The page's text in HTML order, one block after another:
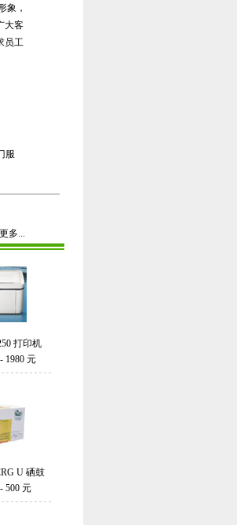
象，
大客
员工
服
更多...
打印机
1980 元
U 硒鼓
500 元